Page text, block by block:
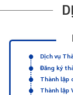
Dịch vụ
Đăng ký
Thành lập
Thành lập